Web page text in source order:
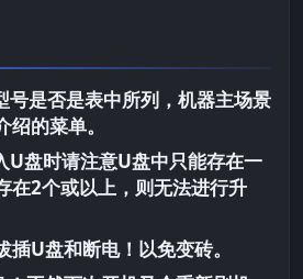
号是否是表中所列，机器主场景
的菜单。
U盘时请注意U盘中只能存在一
在2个或以上，则无法进行升
插U盘和断电！以免变砖。